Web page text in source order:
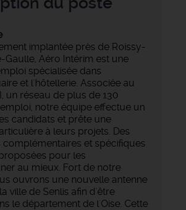
implantée près de Roissy-
Gaulle, Aéro Intérim est une
spécialisée dans
et l'hôtellerie. Associée au
un réseau de plus de 130
notre équipe effectue un
candidats et prête une
à leurs projets. Des
et spécifiques
pour les
au mieux. Fort de notre
ouvrons une nouvelle antenne
ville de Senlis afin d'être
le département de l'Oise. Cette